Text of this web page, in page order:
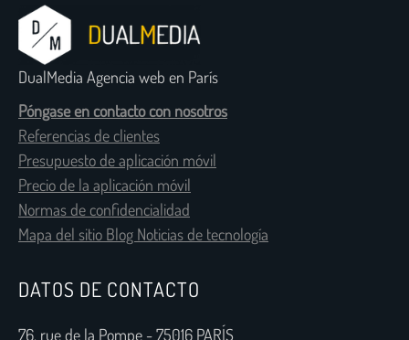
DualMedia Agencia web en París
Póngase en contacto con nosotros
Referencias de clientes
Presupuesto de aplicación móvil
Precio de la aplicación móvil
Normas de confidencialidad
Mapa del sitio Blog Noticias de tecnología
DATOS DE CONTACTO
76, rue de la Pompe - 75016 PARÍS